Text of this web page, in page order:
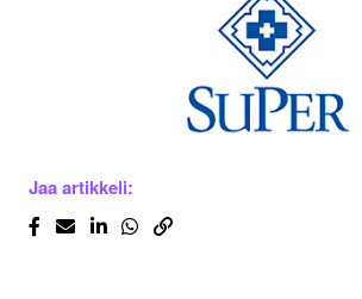
Jaa artikkeli: